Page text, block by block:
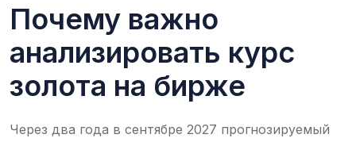
Почему важно
анализировать курс
золота на бирже
Через два года в сентябре 2027 прогнозируемый